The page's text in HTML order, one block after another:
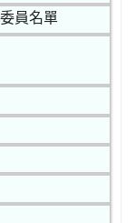
員名單